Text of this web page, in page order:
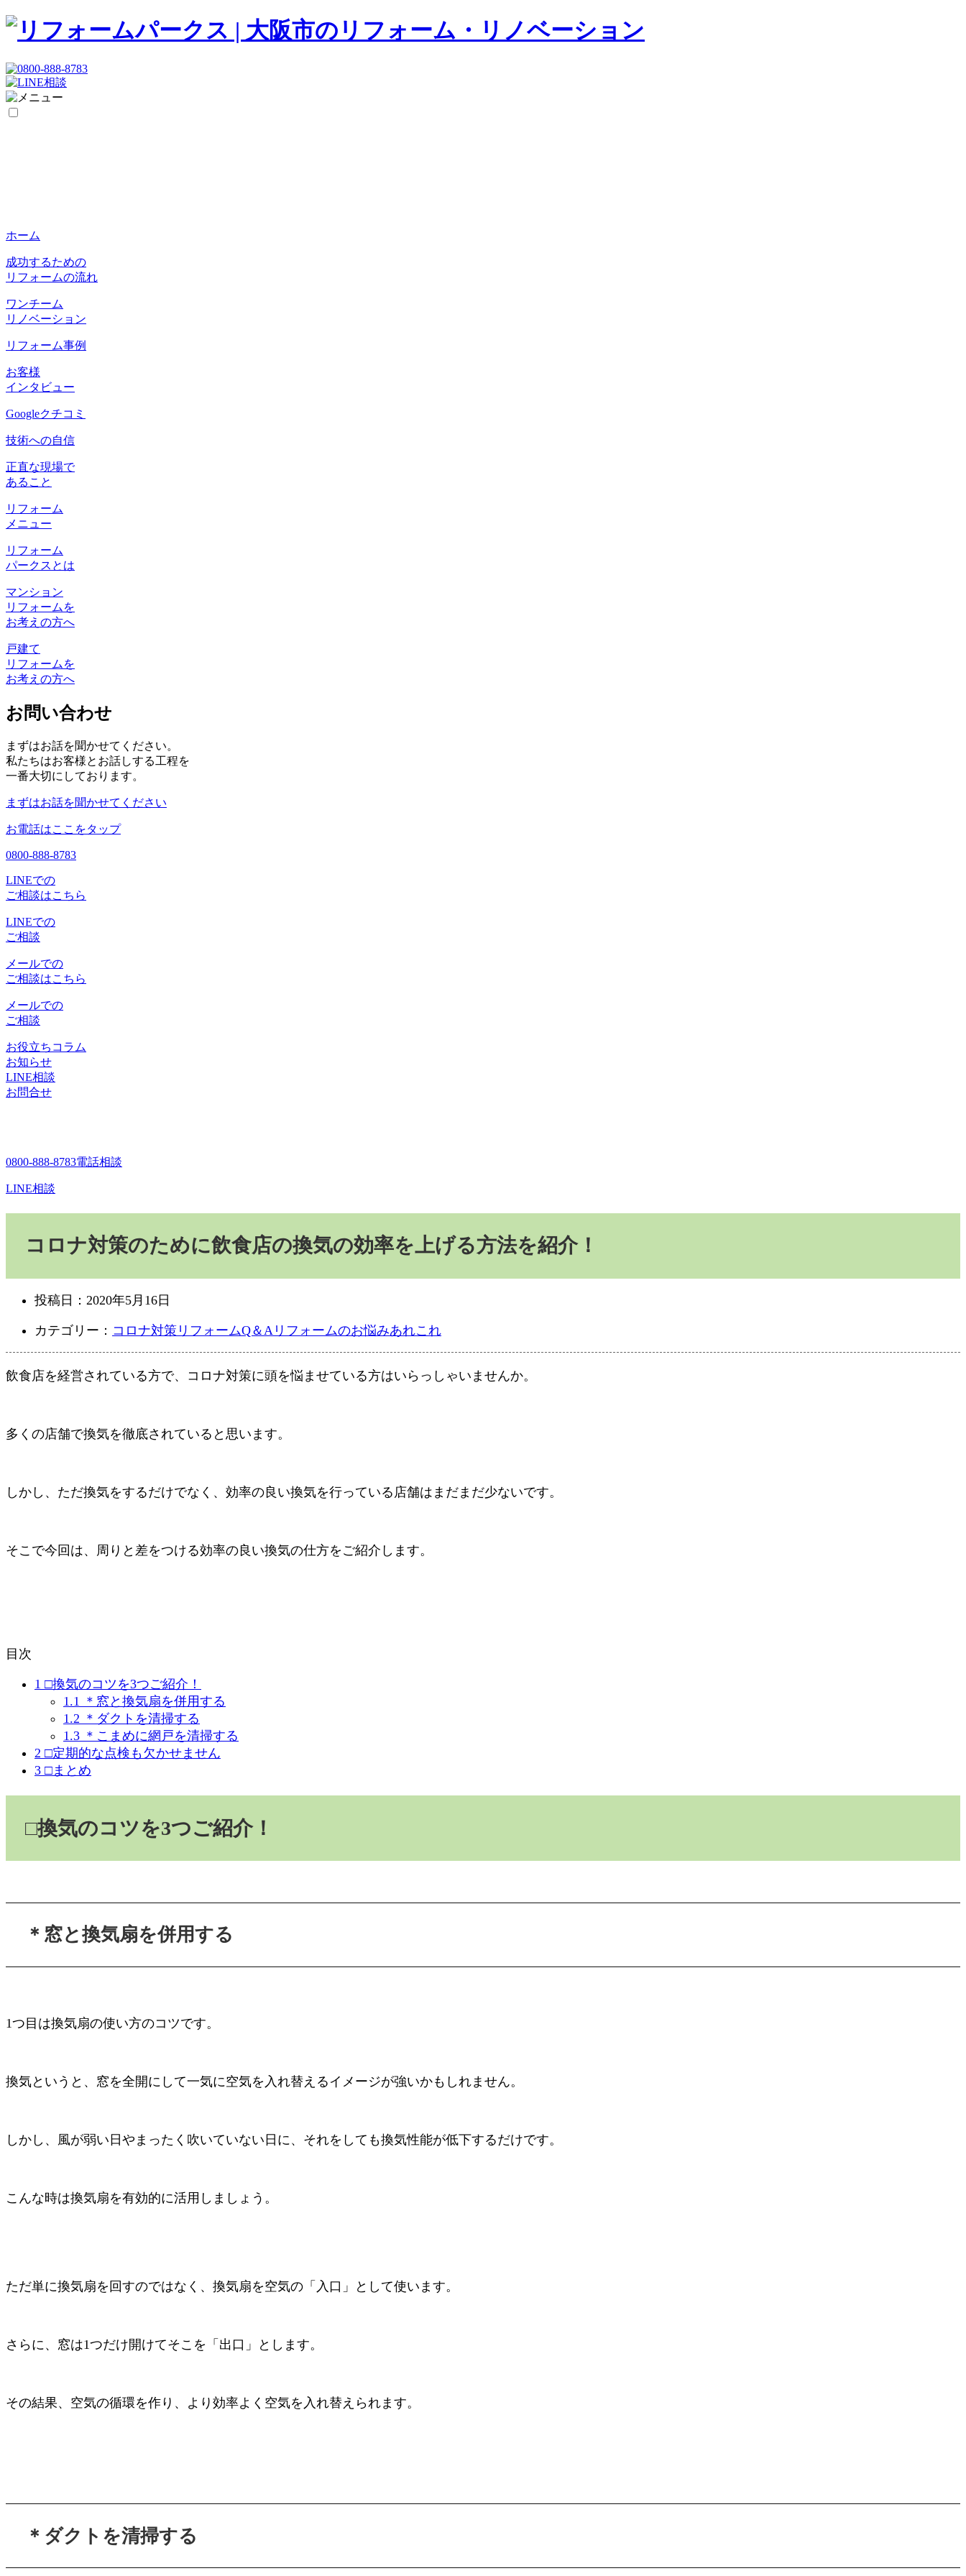
ホーム
成功するための
リフォームの流れ
ワンチーム
リノベーション
リフォーム事例
お客様
インタビュー
Googleクチコミ
技術への自信
正直な現場で
あること
リフォーム
メニュー
リフォーム
パークスとは
マンション
リフォームを
お考えの方へ
戸建て
リフォームを
お考えの方へ
お問い合わせ
まずはお話を聞かせてください。
私たちはお客様とお話しする工程を
一番大切にしております。
まずはお話を聞かせてください
お電話はここをタップ
0800-888-8783
LINEでの
ご相談はこちら
LINEでの
ご相談
メールでの
ご相談はこちら
メールでの
ご相談
お役立ちコラム
お知らせ
LINE相談
お問合せ
0800-888-8783電話相談
LINE相談
コロナ対策のために飲食店の換気の効率を上げる方法を紹介！
投稿日： 2020年5月16日
カテゴリー： コロナ対策 リフォームQ＆A リフォームのお悩みあれこれ
飲食店を経営されている方で、コロナ対策に頭を悩ませている方はいらっしゃいませんか。
多くの店舗で換気を徹底されていると思います。
しかし、ただ換気をするだけでなく、効率の良い換気を行っている店舗はまだまだ少ないです。
そこで今回は、周りと差をつける効率の良い換気の仕方をご紹介します。
目次
1 □換気のコツを3つご紹介！
1.1 ＊窓と換気扇を併用する
1.2 ＊ダクトを清掃する
1.3 ＊こまめに網戸を清掃する
2 □定期的な点検も欠かせません
3 □まとめ
□換気のコツを3つご紹介！
＊窓と換気扇を併用する
1つ目は換気扇の使い方のコツです。
換気というと、窓を全開にして一気に空気を入れ替えるイメージが強いかもしれません。
しかし、風が弱い日やまったく吹いていない日に、それをしても換気性能が低下するだけです。
こんな時は換気扇を有効的に活用しましょう。
ただ単に換気扇を回すのではなく、換気扇を空気の「入口」として使います。
さらに、窓は1つだけ開けてそこを「出口」とします。
その結果、空気の循環を作り、より効率よく空気を入れ替えられます。
＊ダクトを清掃する